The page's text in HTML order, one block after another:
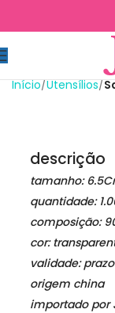
Início Utensílios
descrição
tamanho:
quantidade:
composição:
cor:
validade:
origem china
importado por